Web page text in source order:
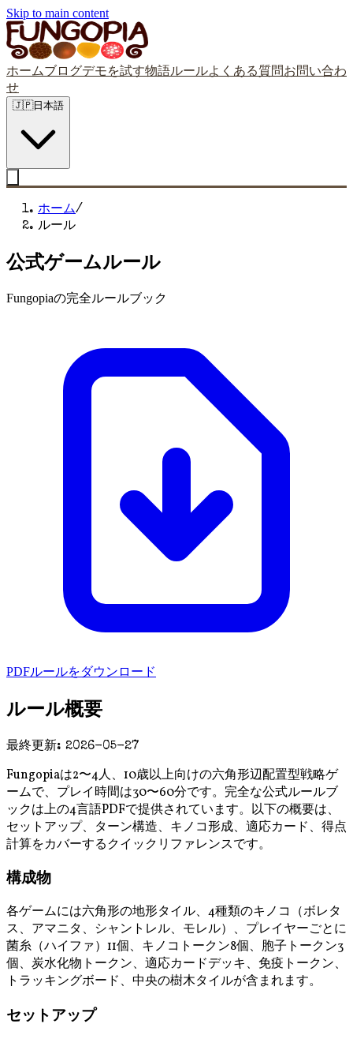
Skip to main content
ホームブログデモを試す物語ルールよくある質問お問い合わ
せ
🇯🇵日本語
ホーム/
ルール
公式ゲームルール
Fungopiaの完全ルールブック
PDFルールをダウンロード
ルール概要
最終更新: 2026-05-27
Fungopiaは2〜4人、10歳以上向けの六角形辺配置型戦略ゲ
ームで、プレイ時間は30〜60分です。完全な公式ルールブ
ックは上の4言語PDFで提供されています。以下の概要は、
セットアップ、ターン構造、キノコ形成、適応カード、得点
計算をカバーするクイックリファレンスです。
構成物
各ゲームには六角形の地形タイル、4種類のキノコ（ボレタ
ス、アマニタ、シャントレル、モレル）、プレイヤーごとに
菌糸（ハイファ）11個、キノコトークン8個、胞子トークン3
個、炭水化物トークン、適応カードデッキ、免疫トークン、
トラッキングボード、中央の樹木タイルが含まれます。
セットアップ